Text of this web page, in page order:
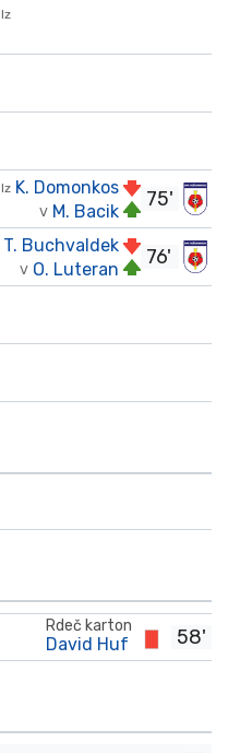
Iz
75'
Iz K. Domonkos
V M. Bacik
76'
T. Buchvaldek
V O. Luteran
58'
Rdeč karton
David Huf